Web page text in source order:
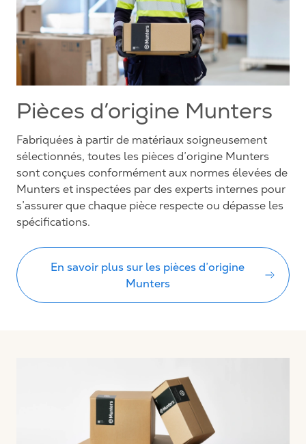
Pièces d’origine Munters
Fabriquées à partir de matériaux soigneusement
sélectionnés, toutes les pièces d’origine Munters
sont conçues conformément aux normes élevées de
Munters et inspectées par des experts internes pour
s’assurer que chaque pièce respecte ou dépasse les
spécifications.
En savoir plus sur les pièces d’origine
Munters